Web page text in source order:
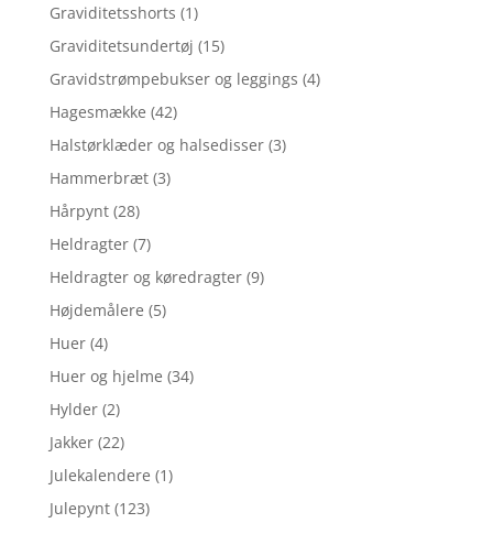
Graviditetsshorts (1)
Graviditetsundertøj (15)
Gravidstrømpebukser og leggings (4)
Hagesmække (42)
Halstørklæder og halsedisser (3)
Hammerbræt (3)
Hårpynt (28)
Heldragter (7)
Heldragter og køredragter (9)
Højdemålere (5)
Huer (4)
Huer og hjelme (34)
Hylder (2)
Jakker (22)
Julekalendere (1)
Julepynt (123)